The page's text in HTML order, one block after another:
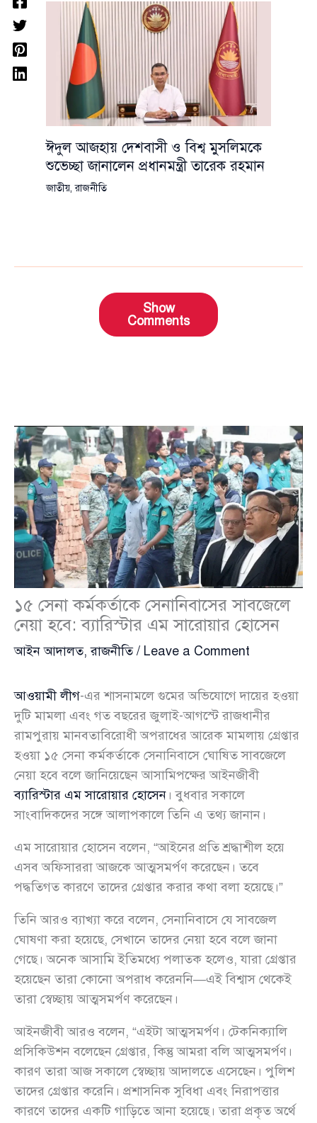
ঈদুল আজহায় দেশবাসী ও বিশ্ব মুসলিমকে
শুভেচ্ছা জানালেন প্রধানমন্ত্রী তারেক রহমান
জাতীয়,রাজনীতি
Show
Comments
১৫ সেনা কর্মকর্তাকে সেনানিবাসের সাবজেলে
নেয়া হবে: ব্যারিস্টার এম সারোয়ার হোসেন
আইন আদালত,রাজনীতি/ Leave a Comment
আওয়ামী লীগ-এর শাসনামলে গুমের অভিযোগে দায়ের হওয়া
দুটি মামলা এবং গত বছরের জুলাই-আগস্টে রাজধানীর
রামপুরায় মানবতাবিরোধী অপরাধের আরেক মামলায় গ্রেপ্তার
হওয়া ১৫ সেনা কর্মকর্তাকে সেনানিবাসে ঘোষিত সাবজেলে
নেয়া হবে বলে জানিয়েছেন আসামিপক্ষের আইনজীবী
ব্যারিস্টার এম সারোয়ার হোসেন । বুধবার সকালে
সাংবাদিকদের সঙ্গে আলাপকালে তিনি এ তথ্য জানান।
এম সারোয়ার হোসেন বলেন, “আইনের প্রতি শ্রদ্ধাশীল হয়ে
এসব অফিসাররা আজকে আত্মসমর্পণ করেছেন। তবে
পদ্ধতিগত কারণে তাদের গ্রেপ্তার করার কথা বলা হয়েছে।”
তিনি আরও ব্যাখ্যা করে বলেন, সেনানিবাসে যে সাবজেল
ঘোষণা করা হয়েছে, সেখানে তাদের নেয়া হবে বলে জানা
গেছে। অনেক আসামি ইতিমধ্যে পলাতক হলেও, যারা গ্রেপ্তার
হয়েছেন তারা কোনো অপরাধ করেননি—এই বিশ্বাস থেকেই
তারা স্বেচ্ছায় আত্মসমর্পণ করেছেন।
আইনজীবী আরও বলেন, “এইটা আত্মসমর্পণ। টেকনিক্যালি
প্রসিকিউশন বলেছেন গ্রেপ্তার, কিন্তু আমরা বলি আত্মসমর্পণ।
কারণ তারা আজ সকালে স্বেচ্ছায় আদালতে এসেছেন। পুলিশ
তাদের গ্রেপ্তার করেনি। প্রশাসনিক সুবিধা এবং নিরাপত্তার
কারণে তাদের একটি গাড়িতে আনা হয়েছে। তারা প্রকৃত অর্থে